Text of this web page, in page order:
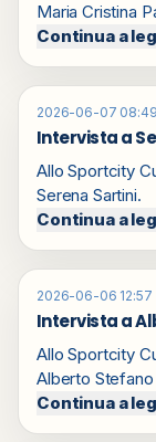
Maria Cristina
Continua a
2026-06-07 08:49
Intervista a
Allo Sportcity
Serena Sartini.
Continua a
2026-06-06 12:57
Intervista a
Allo Sportcity
Alberto
Continua a